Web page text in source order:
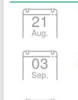
21
Aug.
03
Sep.